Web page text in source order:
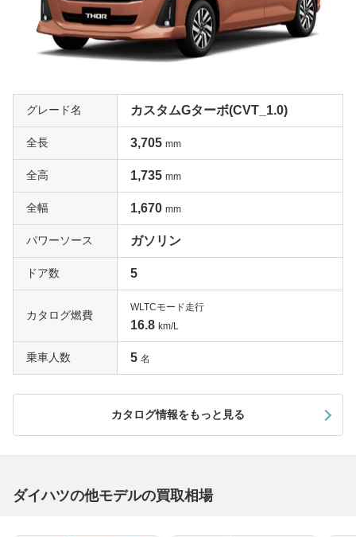
グレード名 カスタムGターボ(CVT_1.0)
全長 3,705 mm
全高 1,735 mm
全幅 1,670 mm
パワーソース ガソリン
ドア数 5
カタログ燃費
WLTCモード走行
16.8 km/L
乗車人数 5 名
カタログ情報をもっと見る
ダイハツの他モデルの買取相場